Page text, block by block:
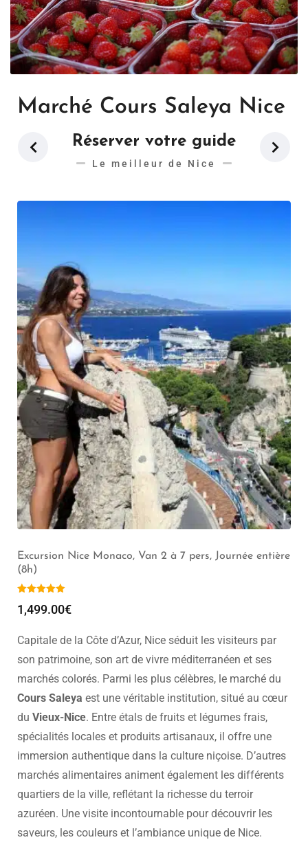
Marché Cours Saleya Nice
Réserver votre guide
Le meilleur de Nice
Visite de Nice (2h) – Groupe de 1 à 20 pers
329.00 €
Capitale de la Côte d’Azur, Nice séduit les visiteurs par
son patrimoine, son art de vivre méditerranéen et ses
marchés colorés. Parmi les plus célèbres, le marché du
Cours Saleya est une véritable institution, situé au cœur
du Vieux-Nice. Entre étals de fruits et légumes frais,
spécialités locales et produits artisanaux, il offre une
immersion authentique dans la culture niçoise. D’autres
marchés alimentaires animent également les différents
quartiers de la ville, reflétant la richesse du terroir
azuréen. Une visite incontournable pour découvrir les
saveurs, les couleurs et l’ambiance unique de Nice.